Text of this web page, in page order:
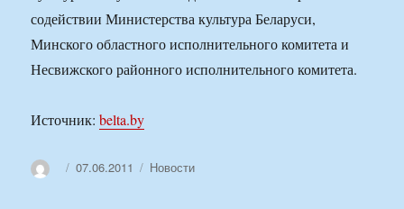
содействии Министерства культура Беларуси,
Минского областного исполнительного комитета и
Несвижского районного исполнительного комитета.
Источник:belta.by
АвторОпубликовано
07.06.2011 Рубрики
Новости